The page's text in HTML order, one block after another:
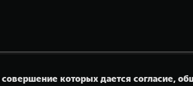
которых дается согласие,